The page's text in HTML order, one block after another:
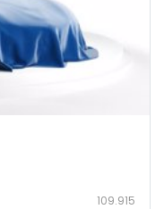
109.915